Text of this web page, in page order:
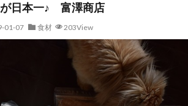
日本一♪ 富澤商店
01-07 食材 203View